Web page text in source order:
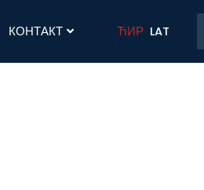
КОНТАКТ ЋИР LAT